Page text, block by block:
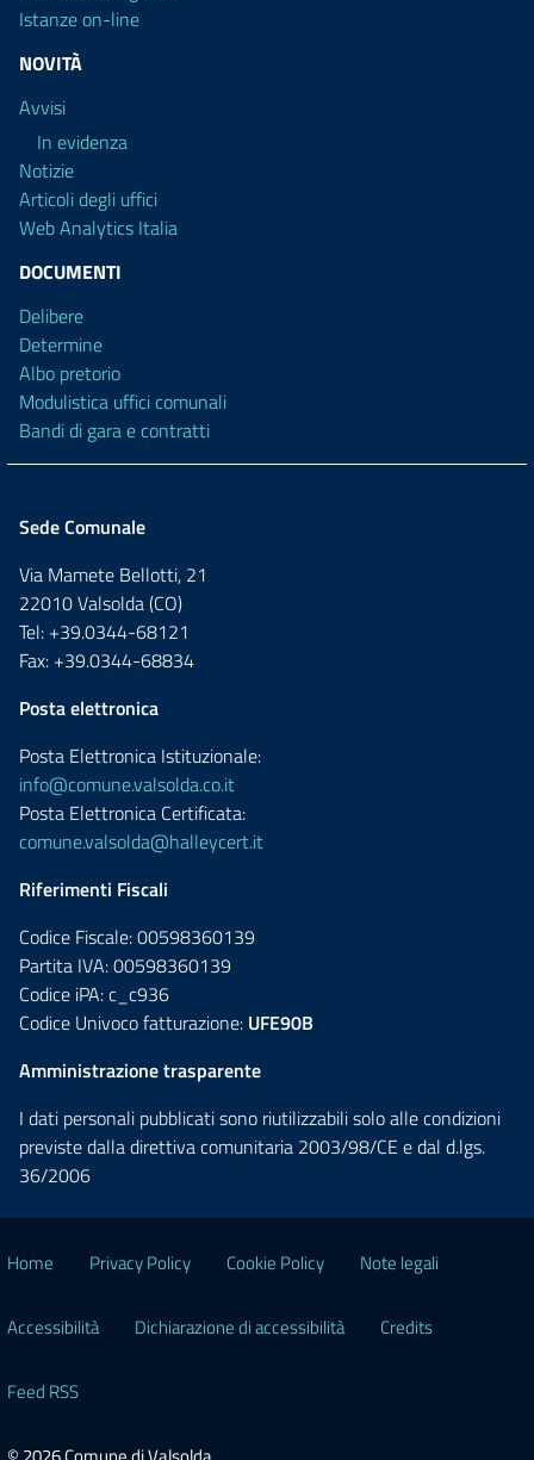
Istanze on-line
NOVITÀ
Avvisi
In evidenza
Notizie
Articoli degli uffici
Web Analytics Italia
DOCUMENTI
Delibere
Determine
Albo pretorio
Modulistica uffici comunali
Bandi di gara e contratti
Sede Comunale
Via Mamete Bellotti, 21
22010 Valsolda (CO)
Tel: +39.0344-68121
Fax: +39.0344-68834
Posta elettronica
Posta Elettronica Istituzionale:
info@comune.valsolda.co.it
Posta Elettronica Certificata:
comune.valsolda@halleycert.it
Riferimenti Fiscali
Codice Fiscale: 00598360139
Partita IVA: 00598360139
Codice iPA: c_c936
Codice Univoco fatturazione: UFE90B
Amministrazione trasparente
I dati personali pubblicati sono riutilizzabili solo alle condizioni
previste dalla direttiva comunitaria 2003/98/CE e dal d.lgs.
36/2006
Home Privacy Policy Cookie Policy Note legali
Accessibilità Dichiarazione di accessibilità Credits
Feed RSS